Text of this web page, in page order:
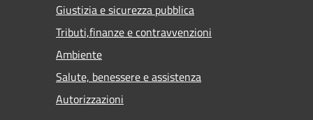
Giustizia e sicurezza pubblica
Tributi,finanze e contravvenzioni
Ambiente
Salute, benessere e assistenza
Autorizzazioni